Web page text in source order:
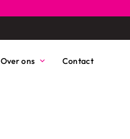
Over ons Contact